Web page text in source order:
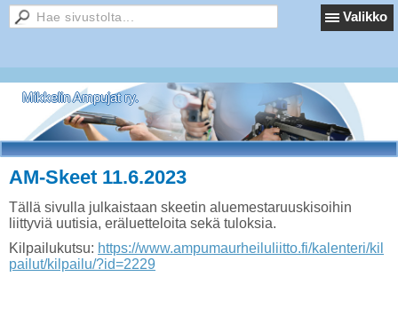
Valikko
Mikkelin Ampujat ry.
AM-Skeet 11.6.2023
Tällä sivulla julkaistaan skeetin aluemestaruuskisoihin
liittyviä uutisia, eräluetteloita sekä tuloksia.
Kilpailukutsu: https://www.ampumaurheiluliitto.fi/kalenteri/kil
pailut/kilpailu/?id=2229